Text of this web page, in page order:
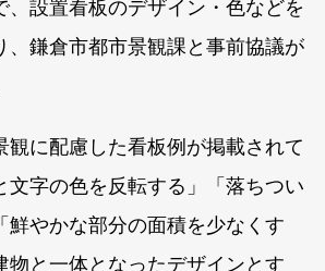
、設置看板のデザイン・色などを
、鎌倉市都市景観課と事前協議が
観に配慮した看板例が掲載されて
文字の色を反転する」「落ちつい
鮮やかな部分の面積を少なくす
物と一体となったデザインとす